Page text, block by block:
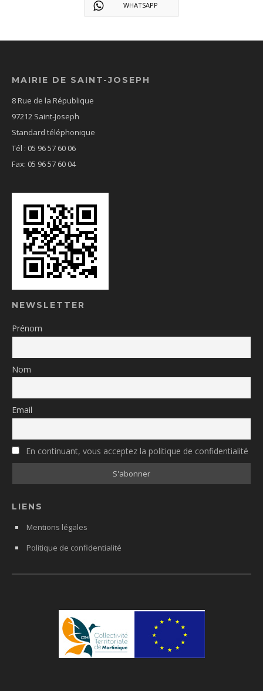
WHATSAPP
MAIRIE DE SAINT-JOSEPH
8 Rue de la République
97212 Saint-Joseph
Standard téléphonique
Tél : 05 96 57 60 06
Fax: 05 96 57 60 04
NEWSLETTER
Prénom
Nom
Email
En continuant, vous acceptez la politique de confidentialité
LIENS
Mentions légales
Politique de confidentialité